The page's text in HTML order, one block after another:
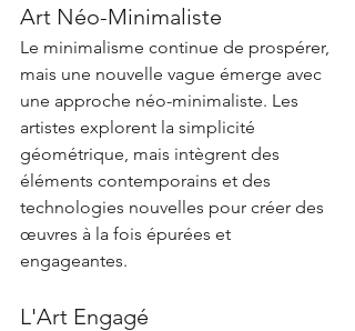
Art Néo-Minimaliste
Le minimalisme continue de prospérer,
mais une nouvelle vague émerge avec
une approche néo-minimaliste. Les
artistes explorent la simplicité
géométrique, mais intègrent des
éléments contemporains et des
technologies nouvelles pour créer des
œuvres à la fois épurées et
engageantes.
L'Art Engagé